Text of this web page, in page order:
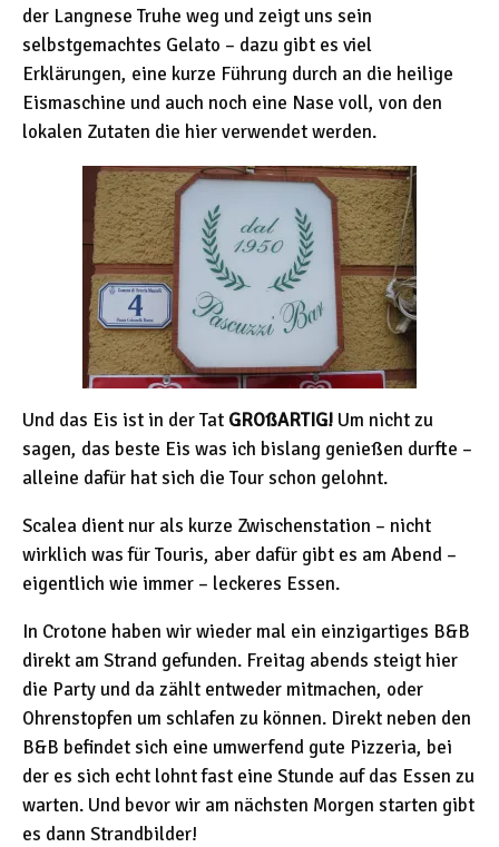
der Langnese Truhe weg und zeigt uns sein
selbstgemachtes Gelato – dazu gibt es viel
Erklärungen, eine kurze Führung durch an die heilige
Eismaschine und auch noch eine Nase voll, von den
lokalen Zutaten die hier verwendet werden.
Und das Eis ist in der Tat GROßARTIG! Um nicht zu
sagen, das beste Eis was ich bislang genießen durfte –
alleine dafür hat sich die Tour schon gelohnt.
Scalea dient nur als kurze Zwischenstation – nicht
wirklich was für Touris, aber dafür gibt es am Abend –
eigentlich wie immer – leckeres Essen.
In Crotone haben wir wieder mal ein einzigartiges B&B
direkt am Strand gefunden. Freitag abends steigt hier
die Party und da zählt entweder mitmachen, oder
Ohrenstopfen um schlafen zu können. Direkt neben den
B&B befindet sich eine umwerfend gute Pizzeria, bei
der es sich echt lohnt fast eine Stunde auf das Essen zu
warten. Und bevor wir am nächsten Morgen starten gibt
es dann Strandbilder!